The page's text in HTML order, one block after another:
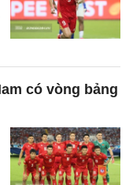
có vòng bảng